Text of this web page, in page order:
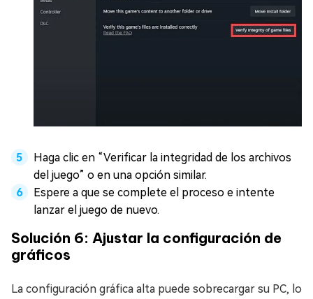
Haga clic en “Verificar la integridad de los archivos
del juego” o en una opción similar.
Espere a que se complete el proceso e intente
lanzar el juego de nuevo.
Solución 6: Ajustar la configuración de
gráficos
La configuración gráfica alta puede sobrecargar su PC, lo